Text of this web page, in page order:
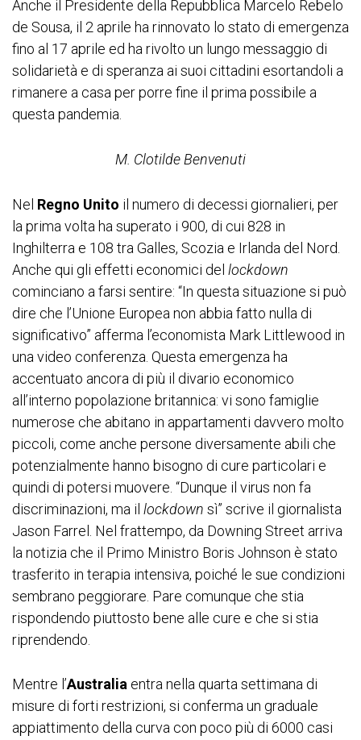
Anche il Presidente della Repubblica Marcelo Rebelo
de Sousa, il 2 aprile ha rinnovato lo stato di emergenza
fino al 17 aprile ed ha rivolto un lungo messaggio di
solidarietà e di speranza ai suoi cittadini esortandoli a
rimanere a casa per porre fine il prima possibile a
questa pandemia.
M. Clotilde Benvenuti
Nel Regno Unito il numero di decessi giornalieri, per
la prima volta ha superato i 900, di cui 828 in
Inghilterra e 108 tra Galles, Scozia e Irlanda del Nord.
Anche qui gli effetti economici del lockdown
cominciano a farsi sentire: “In questa situazione si può
dire che l’Unione Europea non abbia fatto nulla di
significativo” afferma l’economista Mark Littlewood in
una video conferenza. Questa emergenza ha
accentuato ancora di più il divario economico
all’interno popolazione britannica: vi sono famiglie
numerose che abitano in appartamenti davvero molto
piccoli, come anche persone diversamente abili che
potenzialmente hanno bisogno di cure particolari e
quindi di potersi muovere. “Dunque il virus non fa
discriminazioni, ma il lockdown sì” scrive il giornalista
Jason Farrel. Nel frattempo, da Downing Street arriva
la notizia che il Primo Ministro Boris Johnson è stato
trasferito in terapia intensiva, poiché le sue condizioni
sembrano peggiorare. Pare comunque che stia
rispondendo piuttosto bene alle cure e che si stia
riprendendo.
Mentre l’Australia entra nella quarta settimana di
misure di forti restrizioni, si conferma un graduale
appiattimento della curva con poco più di 6000 casi